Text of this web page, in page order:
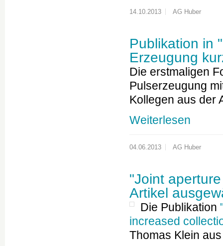
14.10.2013 AG Huber
Publikation in
Erzeugung
Die erstmaligen
Pulserzeugung
Kollegen aus der
Weiterlesen
04.06.2013 AG Huber
"Joint
Artikel
Die Publikation
increased
Thomas Klein